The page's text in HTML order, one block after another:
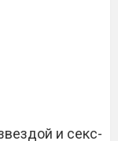
и секс-